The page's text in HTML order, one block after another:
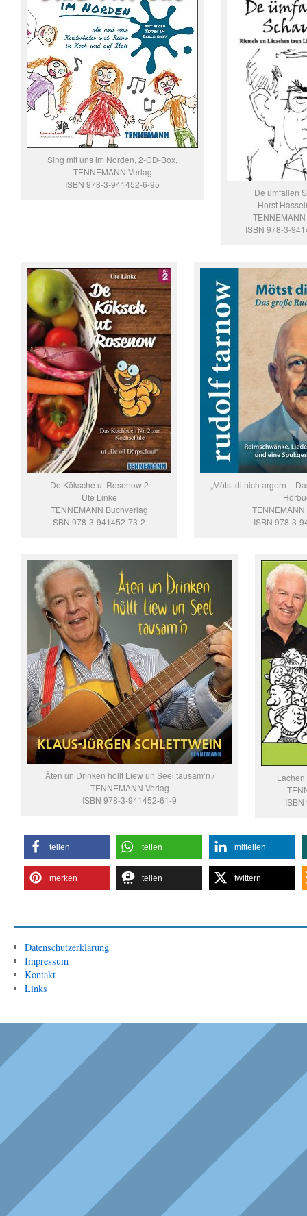
Sing mit uns im Norden, 2-CD-Box,
TENNEMANN Verlag
ISBN 978-3-941452-6-95
De ümfallen
Horst
ISBN 978-3-
De Köksche ut Rosenow 2
Ute Linke
TENNEMANN Buchverlag
SBN 978-3-941452-73-2
„Mötst di nich argern –
ISBN 978-3-
Äten un Drinken höllt Liew un Seel tausam‘n /
TENNEMANN Verlag
ISBN 978-3-941452-61-9
Lachen
teilen teilen mitteilen
merken teilen twittern
Datenschutzerklärung
Impressum
Kontakt
Links